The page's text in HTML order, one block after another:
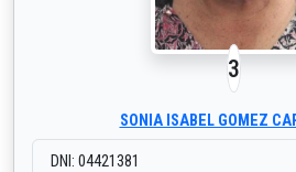
3
SONIA ISABEL GOMEZ
DNI: 04421381